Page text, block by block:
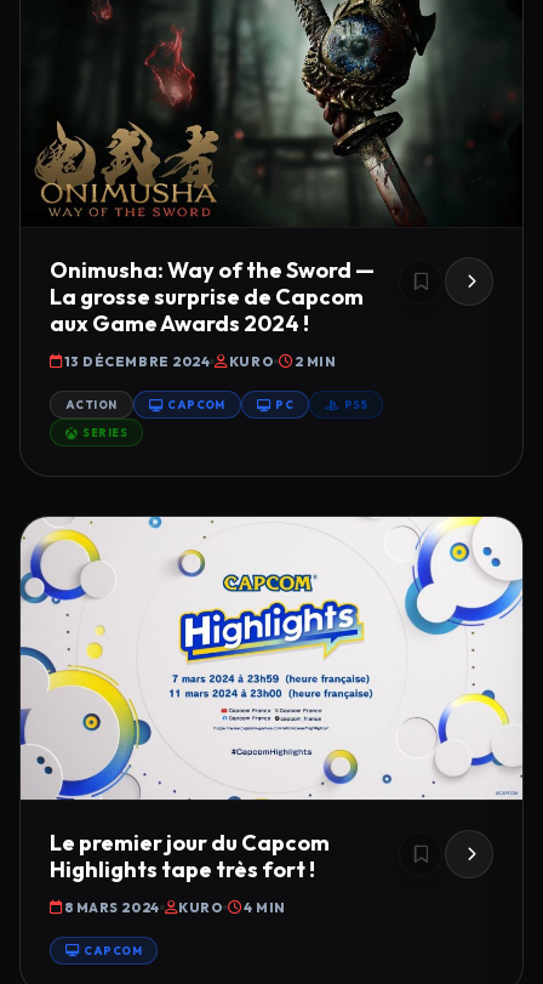
Onimusha: Way of the Sword —
La grosse surprise de Capcom
aux Game Awards 2024 !
13 DÉCEMBRE 2024 KURO 2 MIN
ACTION CAPCOM PC PS5
SERIES
Le premier jour du Capcom
Highlights tape très fort !
8 MARS 2024 KURO 4 MIN
CAPCOM